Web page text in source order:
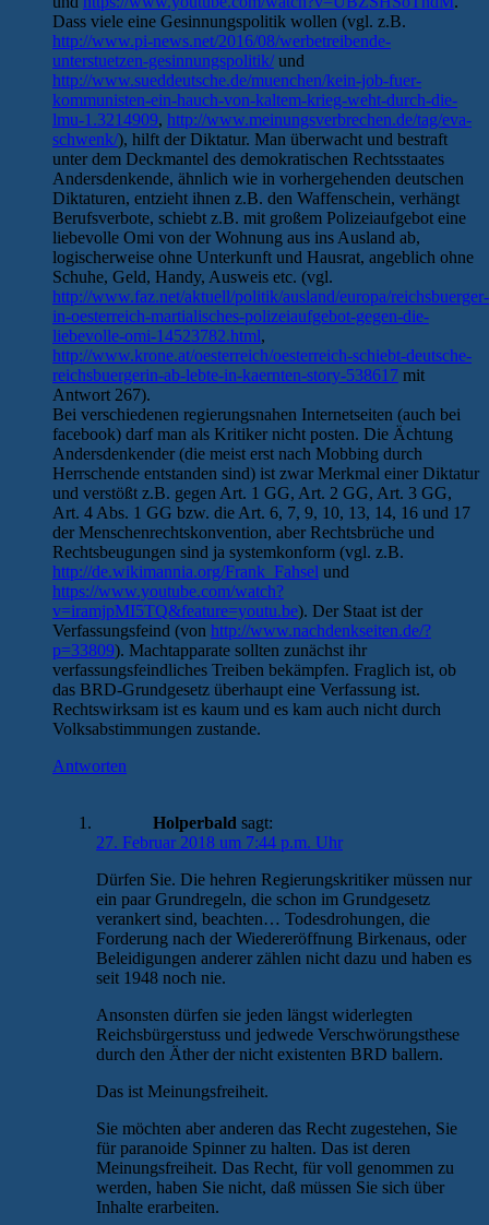
Dass viele eine Gesinnungspolitik wollen (vgl. z.B.
http://www.pi-news.net/2016/08/werbetreibende-
unterstuetzen-gesinnungspolitik/und
http://www.sueddeutsche.de/muenchen/kein-job-fuer-
kommunisten-ein-hauch-von-kaltem-krieg-weht-durch-die-
lmu-1.3214909, http://www.meinungsverbrechen.de/tag/eva-
schwenk/), hilft der Diktatur. Man überwacht und bestraft
unter dem Deckmantel des demokratischen Rechtsstaates
Andersdenkende, ähnlich wie in vorhergehenden deutschen
Diktaturen, entzieht ihnen z.B. den Waffenschein, verhängt
Berufsverbote, schiebt z.B. mit großem Polizeiaufgebot eine
liebevolle Omi von der Wohnung aus ins Ausland ab,
logischerweise ohne Unterkunft und Hausrat, angeblich ohne
Schuhe, Geld, Handy, Ausweis etc. (vgl.
http://www.faz.net/aktuell/politik/ausland/europa/reichsbuerger-
in-oesterreich-martialisches-polizeiaufgebot-gegen-die-
liebevolle-omi-14523782.html,
http://www.krone.at/oesterreich/oesterreich-schiebt-deutsche-
reichsbuergerin-ab-lebte-in-kaernten-story-538617 mit
Antwort 267).
Bei verschiedenen regierungsnahen Internetseiten (auch bei
facebook) darf man als Kritiker nicht posten. Die Ächtung
Andersdenkender (die meist erst nach Mobbing durch
Herrschende entstanden sind) ist zwar Merkmal einer Diktatur
und verstößt z.B. gegen Art. 1 GG, Art. 2 GG, Art. 3 GG,
Art. 4 Abs. 1 GG bzw. die Art. 6, 7, 9, 10, 13, 14, 16 und 17
der Menschenrechtskonvention, aber Rechtsbrüche und
Rechtsbeugungen sind ja systemkonform (vgl. z.B.
http://de.wikimannia.org/Frank_Fahsel und
https://www.youtube.com/watch?
v=iramjpMI5TQ&feature=youtu.be). Der Staat ist der
Verfassungsfeind (von http://www.nachdenkseiten.de/?
p=33809). Machtapparate sollten zunächst ihr
verfassungsfeindliches Treiben bekämpfen. Fraglich ist, ob
das BRD-Grundgesetz überhaupt eine Verfassung ist.
Rechtswirksam ist es kaum und es kam auch nicht durch
Volksabstimmungen zustande.
Antworten
Holperbald sagt:
27. Februar 2018 um 7:44 p.m. Uhr
Dürfen Sie. Die hehren Regierungskritiker müssen nur
ein paar Grundregeln, die schon im Grundgesetz
verankert sind, beachten… Todesdrohungen, die
Forderung nach der Wiedereröffnung Birkenaus, oder
Beleidigungen anderer zählen nicht dazu und haben es
seit 1948 noch nie.
Ansonsten dürfen sie jeden längst widerlegten
Reichsbürgerstuss und jedwede Verschwörungsthese
durch den Äther der nicht existenten BRD ballern.
Das ist Meinungsfreiheit.
Sie möchten aber anderen das Recht zugestehen, Sie
für paranoide Spinner zu halten. Das ist deren
Meinungsfreiheit. Das Recht, für voll genommen zu
werden, haben Sie nicht, daß müssen Sie sich über
Inhalte erarbeiten.